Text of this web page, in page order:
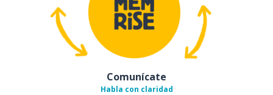
Comunícate
Habla con claridad